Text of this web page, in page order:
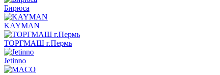
Бирюса
KAYMAN
ТОРГМАШ г.Пермь
Jetinno